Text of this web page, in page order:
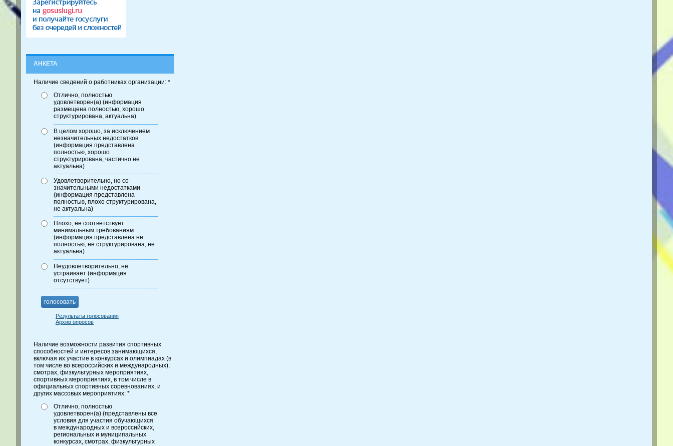
АНКЕТА
Наличие сведений о работниках организации: *
Отлично, полностью
удовлетворен(а) (информация
размещена полностью, хорошо
структурирована, актуальна)
В целом хорошо, за исключением
незначительных недостатков
(информация представлена
полностью, хорошо
структурирована, частично не
актуальна)
Удовлетворительно, но со
значительными недостатками
(информация представлена
полностью, плохо структурирована,
не актуальна)
Плохо, не соответствует
минимальным требованиям
(информация представлена не
полностью, не структурирована, не
актуальна)
Неудовлетворительно, не
устраивает (информация
отсутствует)
голосовать
Результаты голосования
Архив опросов
Наличие возможности развития спортивных
способностей и интересов занимающихся,
включая их участие в конкурсах и олимпиадах (в
том числе во всероссийских и международных),
смотрах, физкультурных мероприятиях,
спортивных мероприятиях, в том числе в
официальных спортивных соревнованиях, и
других массовых мероприятиях: *
Отлично, полностью
удовлетворен(а) (представлены все
условия для участия обучающихся
в международных и всероссийских,
региональных и муниципальных
конкурсах, смотрах, физкультурных